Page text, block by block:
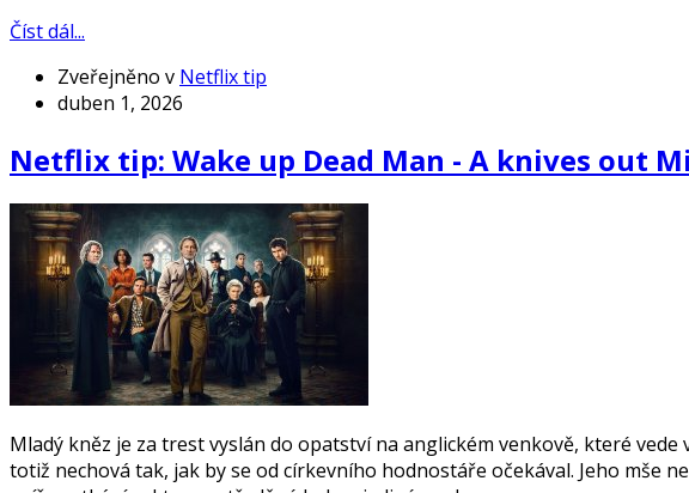
Číst dál...
Zveřejněno v Netflix tip
duben 1, 2026
Netflix tip: Wake up Dead Man - A knives out
Mladý kněz je za trest vyslán do opatství na anglickém venkově, které vede
totiž nechová tak, jak by se od církevního hodnostáře očekával. Jeho mše